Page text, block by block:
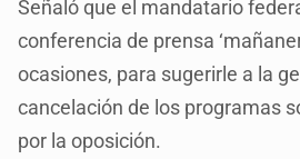
Señaló que el mandatario
conferencia de prensa
ocasiones, para sugerirle a la
cancelación de los programas
por la oposición.